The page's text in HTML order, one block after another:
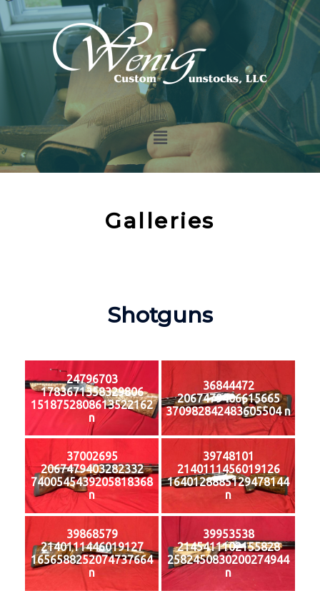
Galleries
Shotguns
24796703
1783671358329806
1518752808613522162
n
36844472
2067479406615665
370982842483605504 n
37002695
2067479403282332
7400545439205818368
n
39748101
2140111456019126
1640128885129478144
n
39868579
2140111446019127
1656588252074737664
n
39953538
2145411102155828
2582450830200274944
n